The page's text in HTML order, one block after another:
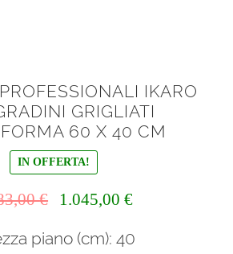
IKARO
GRIGLIATI
60 X 40 CM
IN OFFERTA!
€
originale
1.045,00 €Il
attuale
piano (cm): 40